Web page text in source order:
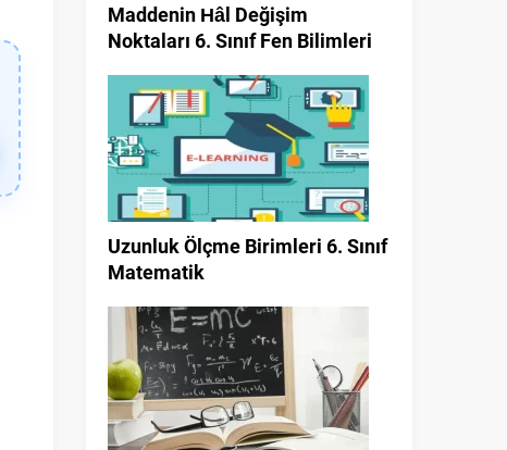
Maddenin Hâl Değişim
Noktaları 6. Sınıf Fen Bilimleri
Uzunluk Ölçme Birimleri 6. Sınıf
Matematik